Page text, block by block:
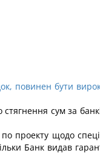
повинен бути
сум за
проекту щодо
Банк видав